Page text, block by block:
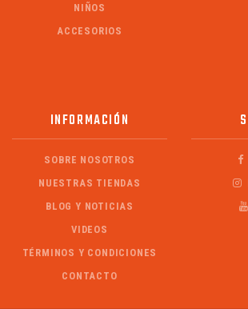
NIÑOS
ACCESORIOS
INFORMACIÓN
SOBRE NOSOTROS
NUESTRAS TIENDAS
BLOG Y NOTICIAS
VIDEOS
TÉRMINOS Y CONDICIONES
CONTACTO